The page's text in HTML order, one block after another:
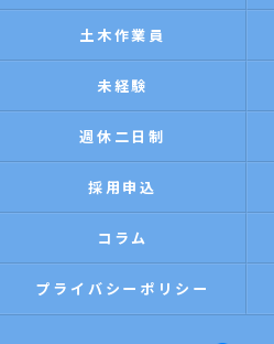
土木作業員
未経験
週休二日制
採用申込
コラム
プライバシーポリシー